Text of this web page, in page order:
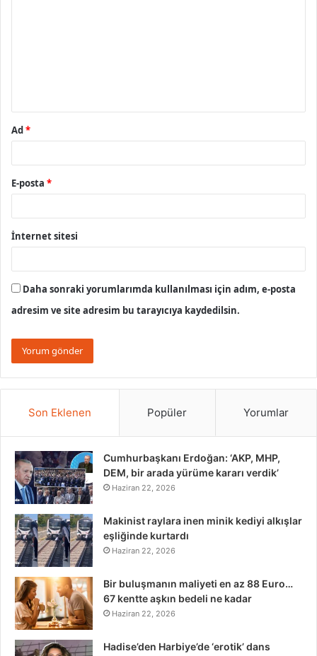
Ad*
E-posta *
İnternet sitesi
Daha sonraki yorumlarımda kullanılması için adım, e-posta
adresim ve site adresim bu tarayıcıya kaydedilsin.
Son Eklenen Popüler Yorumlar
Cumhurbaşkanı Erdoğan: ‘AKP, MHP,
DEM, bir arada yürüme kararı verdik’
Haziran 22, 2026
Makinist raylara inen minik kediyi alkışlar
eşliğinde kurtardı
Haziran 22, 2026
Bir buluşmanın maliyeti en az 88 Euro…
67 kentte aşkın bedeli ne kadar
Haziran 22, 2026
Hadise’den Harbiye’de ‘erotik’ dans